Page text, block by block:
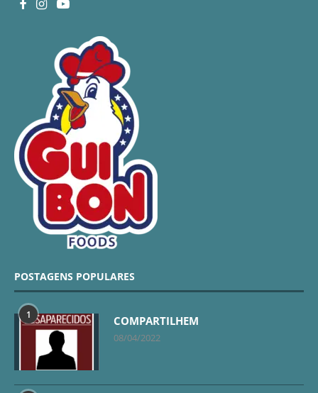
POSTAGENS POPULARES
1 COMPARTILHEM
08/04/2022